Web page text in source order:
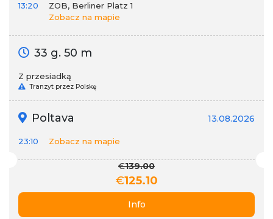
13:20
ZOB, Berliner Platz 1
Zobacz na mapie
33 g. 50 m
Z przesiadką
Tranzyt przez Polskę
Poltava 13.08.2026
23:10 Zobacz na mapie
€139.00
€125.10
Info